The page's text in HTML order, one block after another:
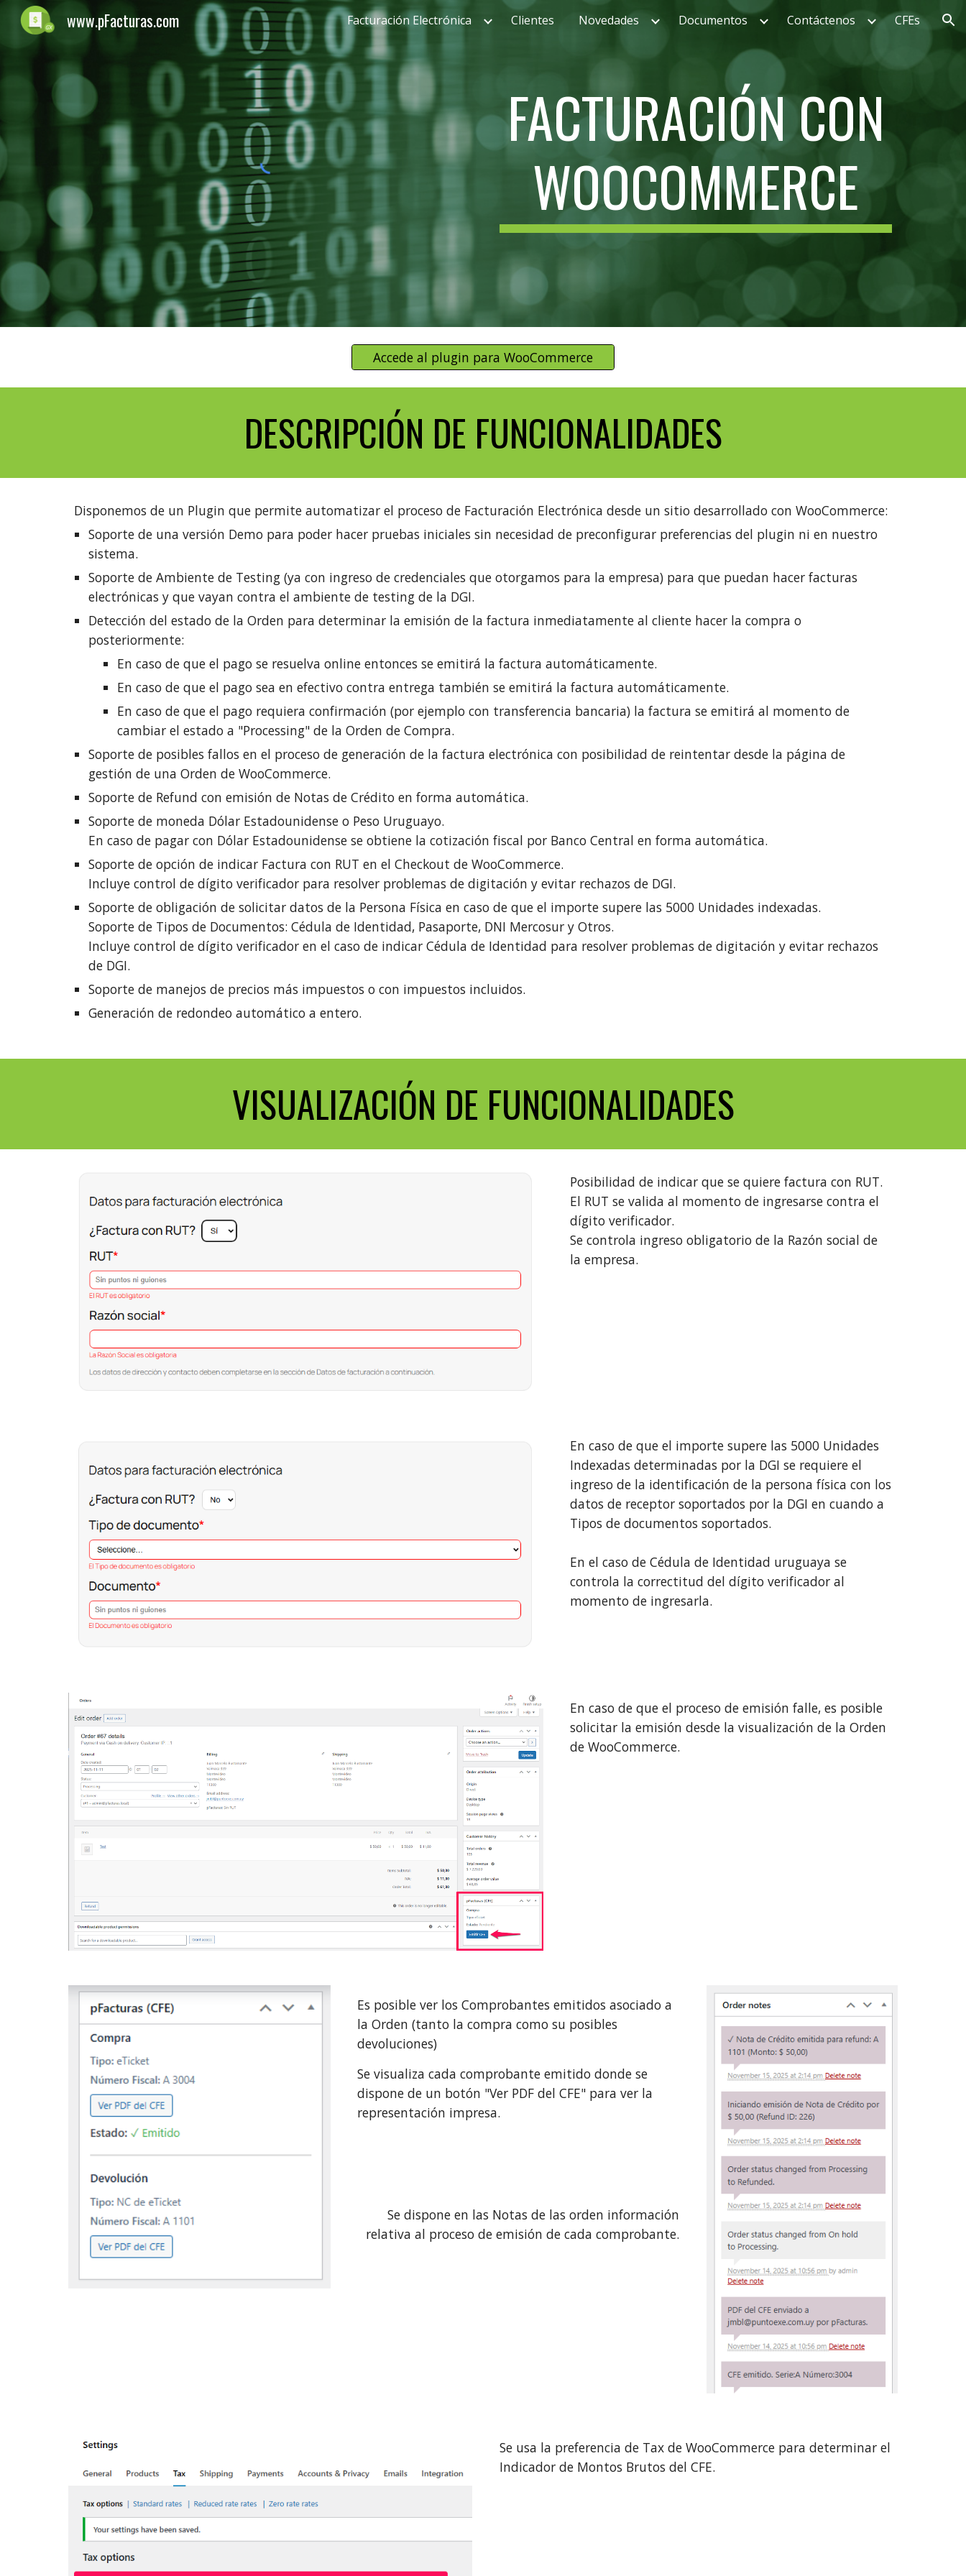
Skip to main content Skip to navigation
www.pFacturas.com Facturación Electrónica Clientes Novedades Documentos Contáctenos CFEs
FACTURACIÓN CON
WOOCOMMERCE
Accede al plugin para WooCommerce
DESCRIPCIÓN DE FUNCIONALIDADES
Disponemos de un Plugin que permite automatizar el proceso de Facturación Electrónica desde un sitio desarrollado con WooCommerce:
Soporte de una versión Demo para poder hacer pruebas iniciales sin necesidad de preconfigurar preferencias del plugin ni en nuestro
sistema.
Soporte de Ambiente de Testing (ya con ingreso de credenciales que otorgamos para la empresa) para que puedan hacer facturas
electrónicas y que vayan contra el ambiente de testing de la DGI.
Detección del estado de la Orden para determinar la emisión de la factura inmediatamente al cliente hacer la compra o
posteriormente:
En caso de que el pago se resuelva online entonces se emitirá la factura automáticamente.
En caso de que el pago sea en efectivo contra entrega también se emitirá la factura automáticamente.
En caso de que el pago requiera confirmación (por ejemplo con transferencia bancaria) la factura se emitirá al momento de
cambiar el estado a "Processing" de la Orden de Compra.
Soporte de posibles fallos en el proceso de generación de la factura electrónica con posibilidad de reintentar desde la página de
gestión de una Orden de WooCommerce.
Soporte de Refund con emisión de Notas de Crédito en forma automática.
Soporte de moneda Dólar Estadounidense o Peso Uruguayo.
En caso de pagar con Dólar Estadounidense se obtiene la cotización fiscal por Banco Central en forma automática.
Soporte de opción de indicar Factura con RUT en el Checkout de WooCommerce.
Incluye control de dígito verificador para resolver problemas de digitación y evitar rechazos de DGI.
Soporte de obligación de solicitar datos de la Persona Física en caso de que el importe supere las 5000 Unidades indexadas.
Soporte de Tipos de Documentos: Cédula de Identidad, Pasaporte, DNI Mercosur y Otros.
Incluye control de dígito verificador en el caso de indicar Cédula de Identidad para resolver problemas de digitación y evitar rechazos
de DGI.
Soporte de manejos de precios más impuestos o con impuestos incluidos.
Generación de redondeo automático a entero.
VISUALIZACIÓN DE FUNCIONALIDADES
Posibilidad de indicar que se quiere factura con RUT.
El RUT se valida al momento de ingresarse contra el
dígito verificador.
Se controla ingreso obligatorio de la Razón social de
la empresa.
En caso de que el importe supere las 5000 Unidades
Indexadas determinadas por la DGI se requiere el
ingreso de la identificación de la persona física con los
datos de receptor soportados por la DGI en cuando a
Tipos de documentos soportados.
En el caso de Cédula de Identidad uruguaya se
controla la correctitud del dígito verificador al
momento de ingresarla.
En caso de que el proceso de emisión falle, es posible
solicitar la emisión desde la visualización de la Orden
de WooCommerce.
Es posible ver los Comprobantes emitidos asociado a
la Orden (tanto la compra como su posibles
devoluciones)
Se visualiza cada comprobante emitido donde se
dispone de un botón "Ver PDF del CFE" para ver la
representación impresa.
Se dispone en las Notas de las orden información
relativa al proceso de emisión de cada comprobante.
Se usa la preferencia de Tax de WooCommerce para determinar el
Indicador de Montos Brutos del CFE.